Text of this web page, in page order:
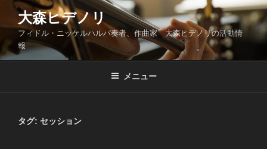
ン
ツ
大森ヒデノリ
フィドル・ニッケルハルパ奏者、作曲家 大森ヒデノリの活動情
報
メニュー
タグ: セッション